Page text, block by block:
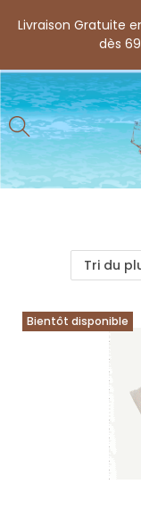
Livraison Gratuite
dès
Bientôt disponible